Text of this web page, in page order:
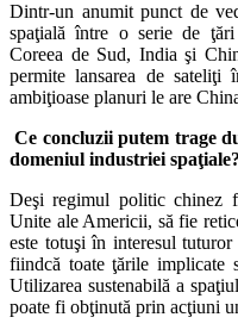
Dintr-un anumit punct de
spaţială între o serie de ţări
Coreea de Sud, India şi
permite lansarea de
ambiţioase planuri le are
Ce concluzii putem trage
domeniul industriei spaţiale?
Deşi regimul politic chinez
Unite ale Americii, să fie
este totuşi în interesul
fiindcă toate ţările implicate
Utilizarea sustenabilă a
poate fi obţinută prin acţiuni